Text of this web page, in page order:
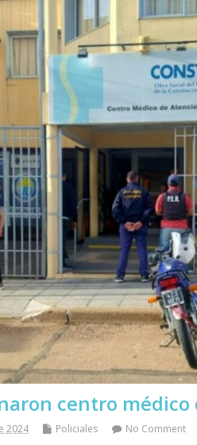
centro médico
2024 Policiales No Comment